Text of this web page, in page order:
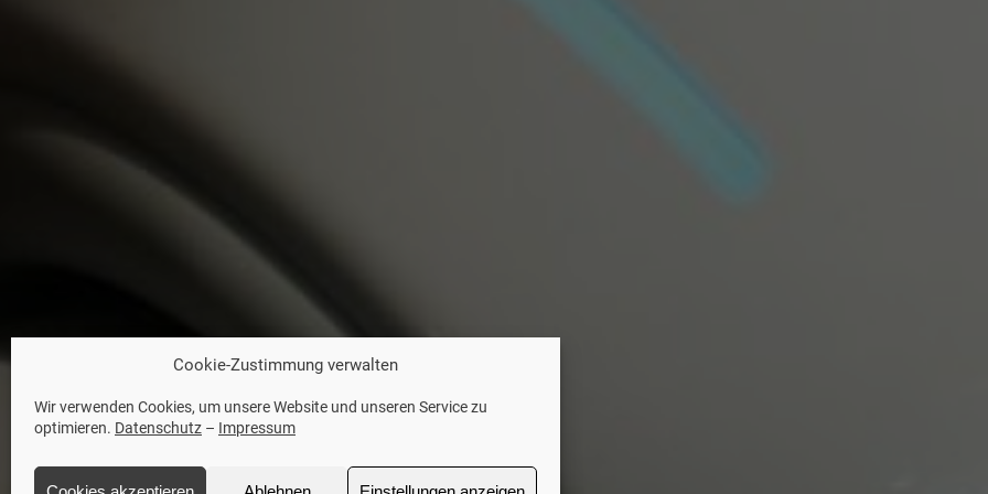
Cookie-Zustimmung verwalten
Wir verwenden Cookies, um unsere Website und unseren Service zu
optimieren. Datenschutz – Impressum